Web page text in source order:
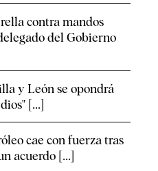
contra mandos
del Gobierno
y León se opondrá
[...]
cae con fuerza tras
acuerdo [...]